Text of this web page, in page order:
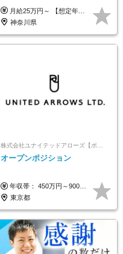
月給25万円～ 【想定年収】 400万円～1000万円（残業代及び諸手当込） ※ご経験、前年収、ご年齢に応じて決定します。
神奈川県
オープンポジション
年収帯： 450万円～900万円 ※経験・スキルを考慮の上、決定します。
東京都